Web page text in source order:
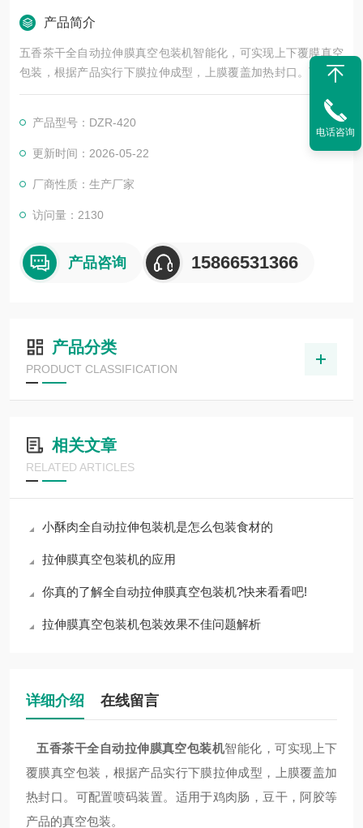
产品简介
五香茶干全自动拉伸膜真空包装机智能化，可实现上下覆膜真空
包装，根据产品实行下膜拉伸成型，上膜覆盖加热封口。可配置
喷码装置。适用于鸡肉肠，豆干，阿胶等产品的真空包装。
产品型号：DZR-420
更新时间：2026-05-22
厂商性质：生产厂家
访问量：2130
产品咨询 15866531366
产品分类
PRODUCT CLASSIFICATION
相关文章
RELATED ARTICLES
小酥肉全自动拉伸包装机是怎么包装食材的
拉伸膜真空包装机的应用
你真的了解全自动拉伸膜真空包装机?快来看看吧!
拉伸膜真空包装机包装效果不佳问题解析
详细介绍 在线留言
五香茶干全自动拉伸膜真空包装机智能化，可实现上下
覆膜真空包装，根据产品实行下膜拉伸成型，上膜覆盖加
热封口。可配置喷码装置。适用于鸡肉肠，豆干，阿胶等
产品的真空包装。
电话咨询